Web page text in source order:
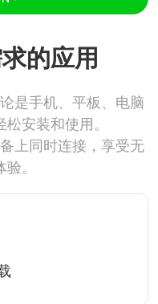
的应用
是手机、平板、电脑
安装和使用。
上同时连接，享受无
。